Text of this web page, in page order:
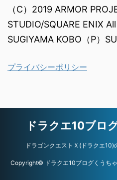
（C）2019 ARMOR
STUDIO/SQUARE ENIX
SUGIYAMA KOBO（P）
プライバシーポリシー
ドラクエ10ブロ
ドラゴンクエストＸ(ドラクエ
Copyright© ドラクエ10ブログくうち